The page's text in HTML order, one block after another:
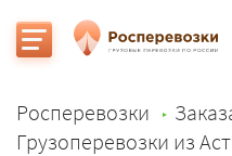
Росперевозки
Грузоперевозки из